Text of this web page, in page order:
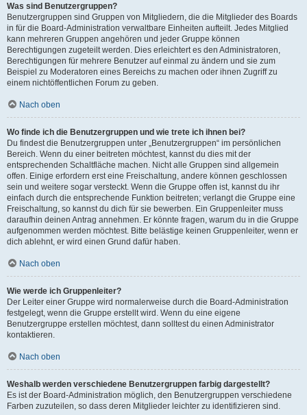
Was sind Benutzergruppen?
Benutzergruppen sind Gruppen von Mitgliedern, die die Mitglieder des Boards
in für die Board-Administration verwaltbare Einheiten aufteilt. Jedes Mitglied
kann mehreren Gruppen angehören und jeder Gruppe können
Berechtigungen zugeteilt werden. Dies erleichtert es den Administratoren,
Berechtigungen für mehrere Benutzer auf einmal zu ändern und sie zum
Beispiel zu Moderatoren eines Bereichs zu machen oder ihnen Zugriff zu
einem nichtöffentlichen Forum zu geben.
Nach oben
Wo finde ich die Benutzergruppen und wie trete ich ihnen bei?
Du findest die Benutzergruppen unter „Benutzergruppen“ im persönlichen
Bereich. Wenn du einer beitreten möchtest, kannst du dies mit der
entsprechenden Schaltfläche machen. Nicht alle Gruppen sind allgemein
offen. Einige erfordern erst eine Freischaltung, andere können geschlossen
sein und weitere sogar versteckt. Wenn die Gruppe offen ist, kannst du ihr
einfach durch die entsprechende Funktion beitreten; verlangt die Gruppe eine
Freischaltung, so kannst du dich für sie bewerben. Ein Gruppenleiter muss
daraufhin deinen Antrag annehmen. Er könnte fragen, warum du in die Gruppe
aufgenommen werden möchtest. Bitte belästige keinen Gruppenleiter, wenn er
dich ablehnt, er wird einen Grund dafür haben.
Nach oben
Wie werde ich Gruppenleiter?
Der Leiter einer Gruppe wird normalerweise durch die Board-Administration
festgelegt, wenn die Gruppe erstellt wird. Wenn du eine eigene
Benutzergruppe erstellen möchtest, dann solltest du einen Administrator
kontaktieren.
Nach oben
Weshalb werden verschiedene Benutzergruppen farbig dargestellt?
Es ist der Board-Administration möglich, den Benutzergruppen verschiedene
Farben zuzuteilen, so dass deren Mitglieder leichter zu identifizieren sind.